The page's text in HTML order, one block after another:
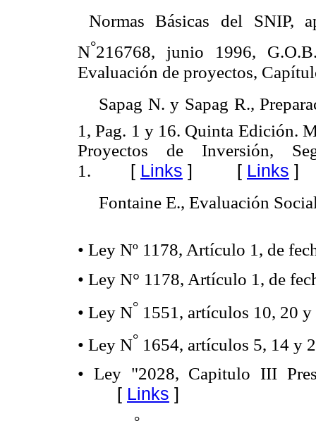
 Normas Básicas del SNIP,
N°216768, junio 1996,
Evaluación de proyectos,
 Sapag N. y Sapag R.,
1, Pag. 1 y 16. Quinta Edición.
Proyectos de Inversión,
1. [ Links ] [ Links ]
 Fontaine E., Evaluación
• Ley Nº 1178, Artículo 1, de
• Ley N° 1178, Artículo 1, de
• Ley N° 1551, artículos 10, 20
• Ley N° 1654, artículos 5, 14 y
• Ley "2028, Capitulo III
[ Links ]